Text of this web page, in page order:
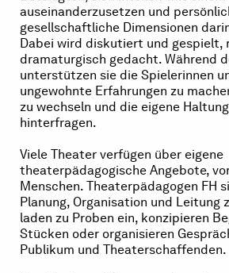
auseinanderzusetzen und
gesellschaftliche Dimensionen
Dabei wird diskutiert und gespielt,
dramaturgisch gedacht. Während
unterstützen sie die Spielerinnen
ungewohnte Erfahrungen zu
zu wechseln und die eigene
hinterfragen.
Viele Theater verfügen über eigene
theaterpädagogische Angebote,
Menschen. Theaterpädagogen FH
Planung, Organisation und Leitung
laden zu Proben ein, konzipieren
Stücken oder organisieren
Publikum und Theaterschaffenden.